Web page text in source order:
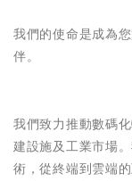
我們的使命是成為您
伴。
我們致力推動數碼
建設施及工業市場
術，從終端到雲端